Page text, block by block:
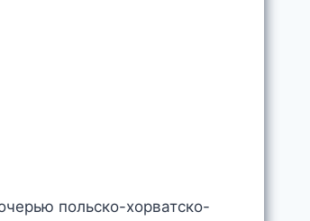
польско-хорватско-